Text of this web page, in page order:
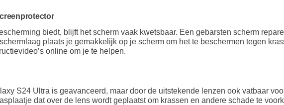
biedt, blijft het scherm vaak kwetsbaar. Een gebarsten scherm
plaats je gemakkelijk op je scherm om het te beschermen tegen
online om je te helpen.
S24 Ultra is geavanceerd, maar door de uitstekende lenzen ook vatbaar
dat over de lens wordt geplaatst om krassen en andere schade te